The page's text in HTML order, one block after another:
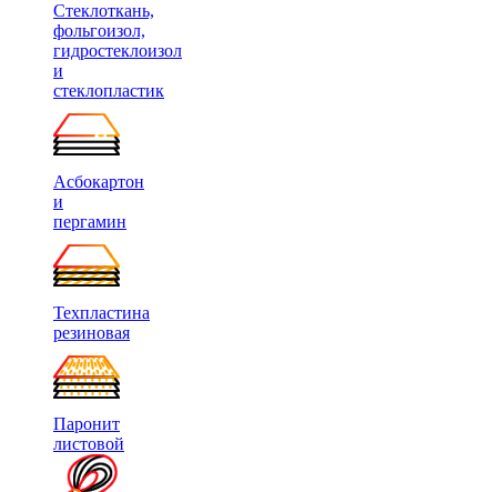
Стеклоткань,
фольгоизол,
гидростеклоизол
и
стеклопластик
Асбокартон
и
пергамин
Техпластина
резиновая
Паронит
листовой